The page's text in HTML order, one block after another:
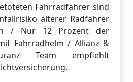
Fahrradfahrer sind
älterer Radfahrer
/ Nur 12 Prozent der
Fahrradhelm / Allianz &
Team empfiehlt